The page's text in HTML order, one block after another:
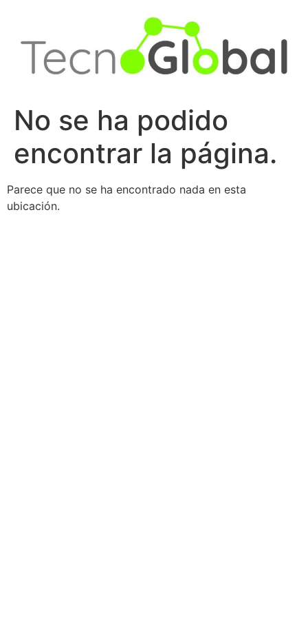
contenido
No se ha podido
encontrar la página.
Parece que no se ha encontrado nada en esta
ubicación.